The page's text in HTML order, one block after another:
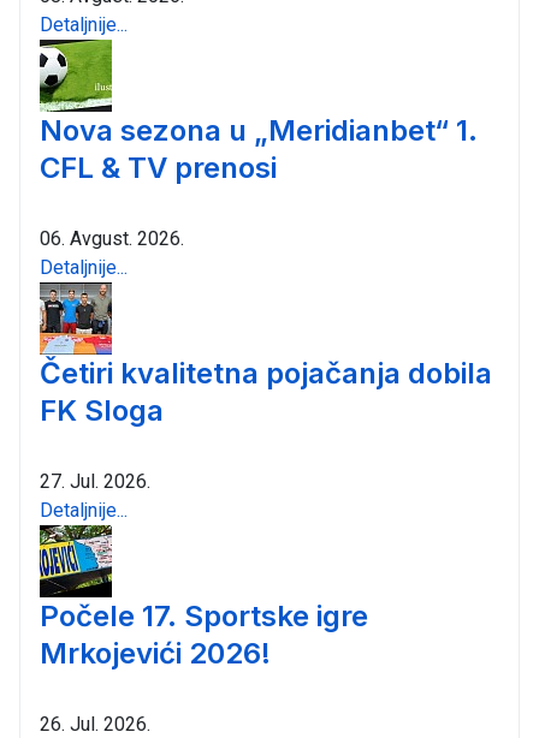
Detaljnije...
Nova sezona u „Meridianbet“ 1.
CFL & TV prenosi
06. Avgust. 2026.
Detaljnije...
Četiri kvalitetna pojačanja dobila
FK Sloga
27. Jul. 2026.
Detaljnije...
Počele 17. Sportske igre
Mrkojevići 2026!
26. Jul. 2026.